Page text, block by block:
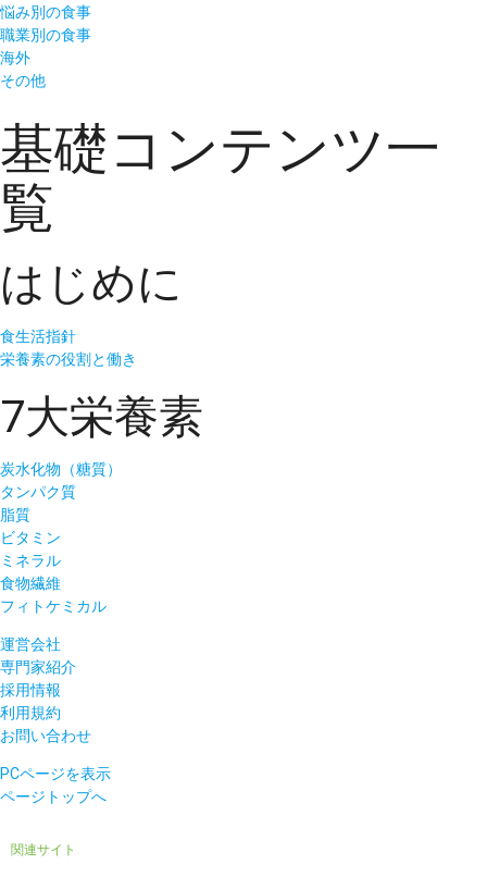
悩み別の食事
職業別の食事
海外
その他
基礎コンテンツ一
覧
はじめに
食生活指針
栄養素の役割と働き
7大栄養素
炭水化物（糖質）
タンパク質
脂質
ビタミン
ミネラル
食物繊維
フィトケミカル
運営会社
専門家紹介
採用情報
利用規約
お問い合わせ
PCページを表示
ページトップへ
関連サイト